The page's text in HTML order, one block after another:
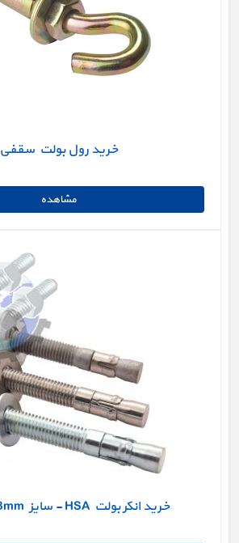
خرید رول بولت سقفی
خرید انکر بولت HSA - سایز 8mm تا 20mm